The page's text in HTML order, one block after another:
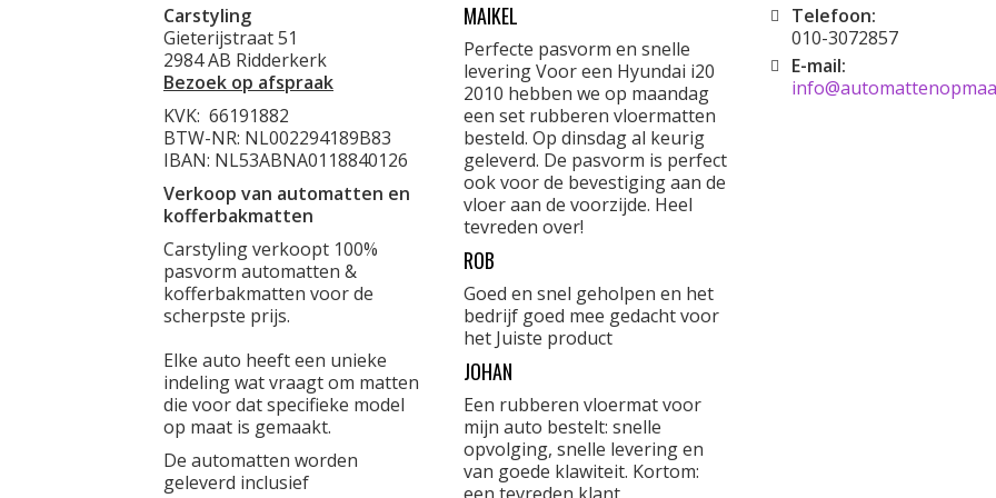
Carstyling
Gieterijstraat 51
2984 AB Ridderkerk
Bezoek op afspraak
KVK: 66191882
BTW-NR: NL002294189B83
IBAN: NL53ABNA0118840126
Verkoop van automatten en
kofferbakmatten
Carstyling verkoopt 100%
pasvorm automatten &
kofferbakmatten voor de
scherpste prijs.
Elke auto heeft een unieke
indeling wat vraagt om matten
die voor dat specifieke model
op maat is gemaakt.
De automatten worden
geleverd inclusief
MAIKEL
Perfecte pasvorm en snelle
levering Voor een Hyundai i20
2010 hebben we op maandag
een set rubberen vloermatten
besteld. Op dinsdag al keurig
geleverd. De pasvorm is perfect
ook voor de bevestiging aan de
vloer aan de voorzijde. Heel
tevreden over!
ROB
Goed en snel geholpen en het
bedrijf goed mee gedacht voor
het Juiste product
JOHAN
Een rubberen vloermat voor
mijn auto bestelt: snelle
opvolging, snelle levering en
van goede klawiteit. Kortom:
een tevreden klant
Telefoon:
010-3072857
E-mail: